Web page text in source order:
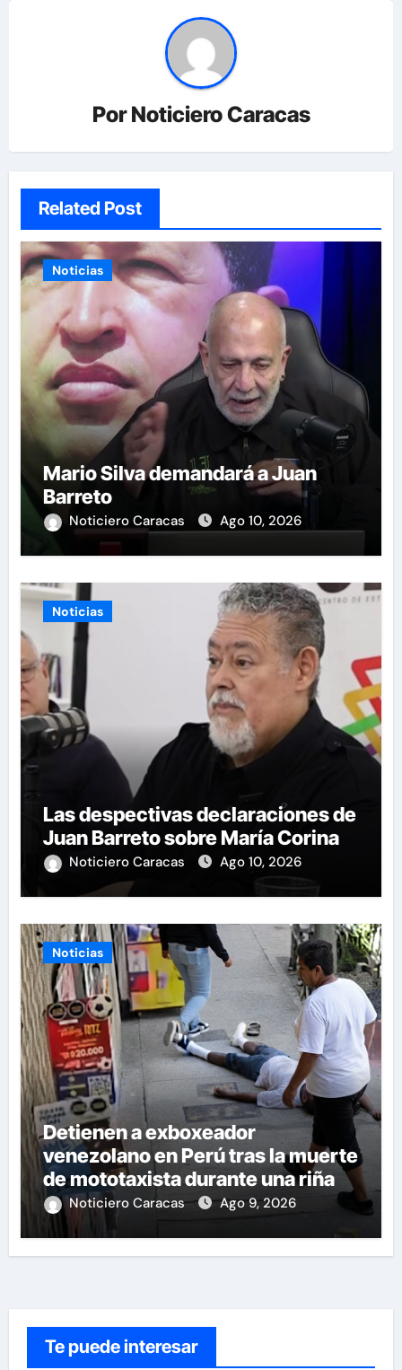
PorNoticiero Caracas
Related Post
Noticias
Mario Silva demandará a Juan
Barreto
Noticiero Caracas Ago 10, 2026
Noticias
Las despectivas declaraciones de
Juan Barreto sobre María Corina
Noticiero Caracas Ago 10, 2026
Noticias
Detienen a exboxeador
venezolano en Perú tras la muerte
de mototaxista durante una riña
Noticiero Caracas Ago 9, 2026
Te puede interesar